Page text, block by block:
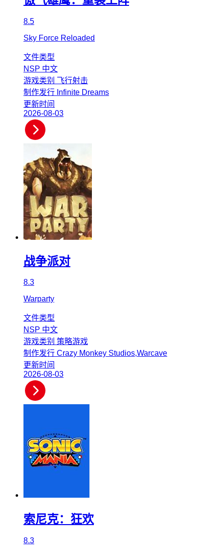
8.5
Sky Force Reloaded
文件类型
NSP 中文
游戏类别 飞行射击
制作发行 Infinite Dreams
更新时间
2026-08-03
战争派对
8.3
Warparty
文件类型
NSP 中文
游戏类别 策略游戏
制作发行 Crazy Monkey Studios,Warcave
更新时间
2026-08-03
索尼克：狂欢
8.3